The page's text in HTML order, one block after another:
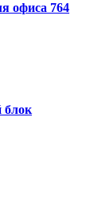
офиса 764
блок